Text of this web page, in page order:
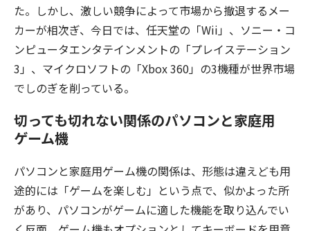
た。しかし、激しい競争によって市場から撤退するメー
カーが相次ぎ、今日では、任天堂の「Wii」、ソニー・コ
ンピュータエンタテインメントの「プレイステーション
3」、マイクロソフトの「Xbox 360」の3機種が世界市場
でしのぎを削っている。
切っても切れない関係のパソコンと家庭用
ゲーム機
パソコンと家庭用ゲーム機の関係は、形態は違えども用
途的には「ゲームを楽しむ」という点で、似かよった所
があり、パソコンがゲームに適した機能を取り込んでい